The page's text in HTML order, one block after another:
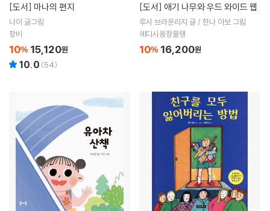
[도서] 마나의 편지
나이 글그림
창비
10% 15,120원
10.0 (54)
[도서] 애기 나무와 우드 와이드 웹
루시 브라운리지 글 / 한나 아보 그림
에디시옹장물랭
10% 16,200원